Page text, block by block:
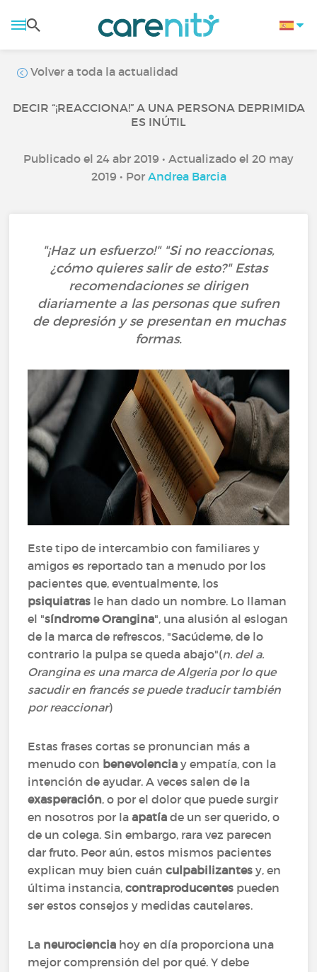
Volver a toda la actualidad
DECIR “¡REACCIONA!” A UNA PERSONA DEPRIMIDA
ES INÚTIL
Publicado el 24 abr 2019 • Actualizado el 20 may
2019 • Por Andrea Barcia
"¡Haz un esfuerzo!" "Si no reaccionas,
¿cómo quieres salir de esto?" Estas
recomendaciones se dirigen
diariamente a las personas que sufren
de depresión y se presentan en muchas
formas.
Este tipo de intercambio con familiares y
amigos es reportado tan a menudo por los
pacientes que, eventualmente, los
psiquiatras le han dado un nombre. Lo llaman
el "síndrome Orangina", una alusión al eslogan
de la marca de refrescos, "Sacúdeme, de lo
contrario la pulpa se queda abajo"(n. del a.
Orangina es una marca de Algeria por lo que
sacudir en francés se puede traducir también
por reaccionar)
Estas frases cortas se pronuncian más a
menudo con benevolencia y empatía, con la
intención de ayudar. A veces salen de la
exasperación, o por el dolor que puede surgir
en nosotros por laapatía de un ser querido, o
de un colega. Sin embargo, rara vez parecen
dar fruto. Peor aún, estos mismos pacientes
explican muy bien cuánculpabilizantes y, en
última instancia,contraproducentes pueden
ser estos consejos y medidas cautelares.
La neurociencia hoy en día proporciona una
mejor comprensión del por qué. Y debe